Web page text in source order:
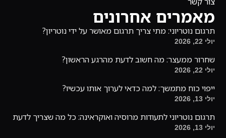
מאמרים אחרונים
תרגום נוטריוני: מתי צריך תרגום מאושר על ידי נוטריון?
יולי 22, 2026
שחרור ממעצר: מה חשוב לדעת מהרגע הראשון?
יולי 22, 2026
ייפוי כוח מתמשך: למה כדאי לערוך אותו עכשיו?
יולי 13, 2026
תרגום נוטריוני לתעודות מרוסיה ואוקראינה: כל מה שצריך לדעת
יולי 13, 2026